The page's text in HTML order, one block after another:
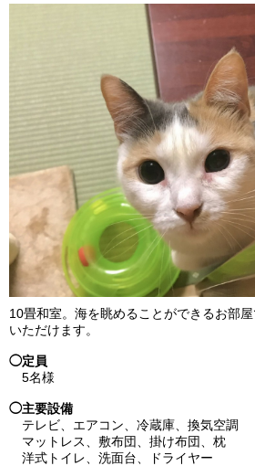
10畳和室。海を眺めることができるお部
いただけます。
◯定員
5名様
◯主要設備
テレビ、エアコン、冷蔵庫、換気空調
マットレス、敷布団、掛け布団、枕
洋式トイレ、洗面台、ドライヤー